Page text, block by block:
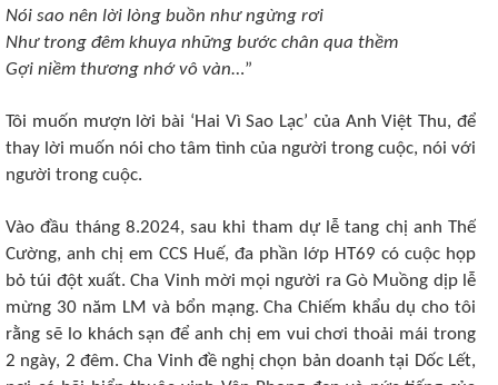
Nói sao nên lời lòng buồn như ngừng rơi
Như trong đêm khuya những bước chân qua thềm
Gợi niềm thương nhớ vô vàn…”
Tôi muốn mượn lời bài ‘Hai Vì Sao Lạc’ của Anh Việt Thu, để
thay lời muốn nói cho tâm tình của người trong cuộc, nói với
người trong cuộc.
Vào đầu tháng 8.2024, sau khi tham dự lễ tang chị anh Thế
Cường, anh chị em CCS Huế, đa phần lớp HT69 có cuộc họp
bỏ túi đột xuất. Cha Vinh mời mọi người ra Gò Muồng dịp lễ
mừng 30 năm LM và bổn mạng. Cha Chiếm khẩu dụ cho tôi
rằng sẽ lo khách sạn để anh chị em vui chơi thoải mái trong
2 ngày, 2 đêm. Cha Vinh đề nghị chọn bản doanh tại Dốc Lết,